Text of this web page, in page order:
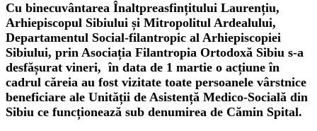
Cu binecuvântarea Înaltpreasfințitului Laurențiu,
Arhiepiscopul Sibiului și Mitropolitul Ardealului,
Departamentul Social-filantropic al Arhiepiscopiei
Sibiului, prin Asociația Filantropia Ortodoxă Sibiu s-a
desfășurat vineri, în data de 1 martie o acțiune în
cadrul căreia au fost vizitate toate persoanele vârstnice
beneficiare ale Unității de Asistență Medico-Socială din
Sibiu ce funcționează sub denumirea de Cămin Spital.